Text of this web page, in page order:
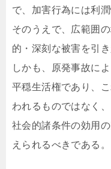
で、加害行為には利潤
そのうえで、広範囲
的・深刻な被害を引き
しかも、原発事故に
平穏生活権であり、
われるものではなく
社会的諸条件の効用
えられるべきである。